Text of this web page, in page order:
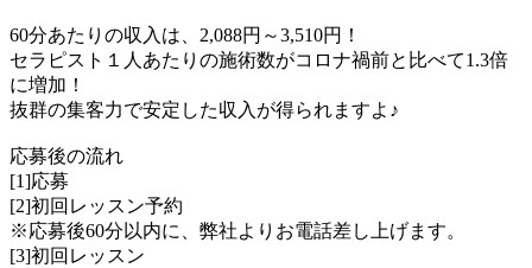
60分あたりの収入は、2,088円～3,510円！
セラピスト１人あたりの施術数がコロナ禍前と比べて1.3倍
に増加！
抜群の集客力で安定した収入が得られますよ♪
応募後の流れ
[1]応募
[2]初回レッスン予約
※応募後60分以内に、弊社よりお電話差し上げます。
[3]初回レッスン